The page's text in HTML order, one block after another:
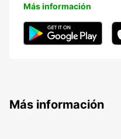
Más información
Más información